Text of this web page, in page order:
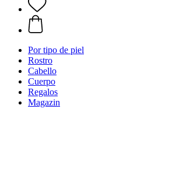
Por tipo de piel
Rostro
Cabello
Cuerpo
Regalos
Magazin